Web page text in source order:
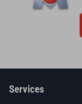
Services